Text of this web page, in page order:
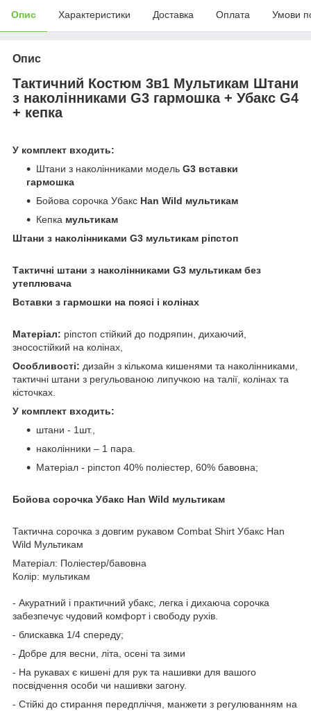
Опис Характеристики Доставка Оплата Умови
Опис
Тактичний Костюм 3в1 Мультикам Штани
з наколінниками G3 гармошка + Убакс G4
+ кепка
У комплект входить:
Штани з наколінниками модель G3 вставки
гармошка
Бойова сорочка Убакс Han Wild мультикам
Кепка мультикам
Штани з наколінниками G3 мультикам ріпстоп
Тактичні штани з наколінниками G3 мультикам без
утеплювача
Вставки з гармошки на поясі і колінах
Матеріал: ріпстоп стійкий до подряпин, дихаючий,
зносостійкий на колінах,
Особливості: дизайн з кількома кишенями та наколінниками,
тактичні штани з регульованою липучкою на талії, колінах та
кісточках.
У комплект входить:
штани - 1шт.,
наколінники – 1 пара.
Матеріал - ріпстоп 40% поліестер, 60% бавовна;
Бойова сорочка Убакс Han Wild мультикам
Тактична сорочка з довгим рукавом Combat Shirt Убакс Han
Wild Мультикам
Матеріал: Поліестер/бавовна
Колір: мультикам
- Акуратний і практичний убакс, легка і дихаюча сорочка
забезпечує чудовий комфорт і свободу рухів.
- блискавка 1/4 спереду;
- Добре для весни, літа, осені та зими
- На рукавах є кишені для рук та нашивки для вашого
посвідчення особи чи нашивки загону.
- Стійкі до стирання передпліччя, манжети з регулюванням на